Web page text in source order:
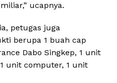
ucapnya.
petugas juga
berupa 1 buah cap
Dabo Singkep, 1 unit
unit computer, 1 unit